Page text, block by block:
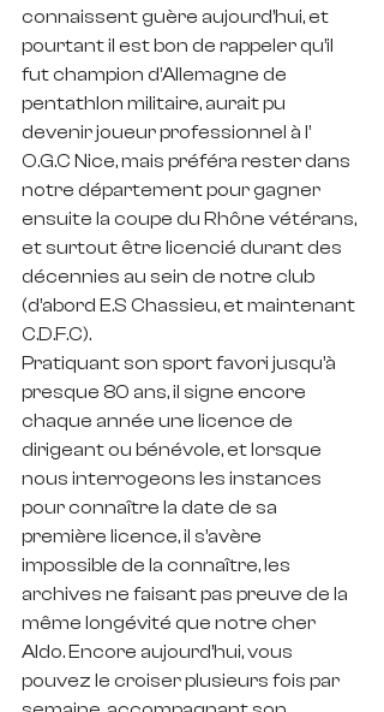
connaissent guère aujourd’hui, et
pourtant il est bon de rappeler qu’il
fut champion d’Allemagne de
pentathlon militaire, aurait pu
devenir joueur professionnel à l’
O.G.C Nice, mais préféra rester dans
notre département pour gagner
ensuite la coupe du Rhône vétérans,
et surtout être licencié durant des
décennies au sein de notre club
(d’abord E.S Chassieu, et maintenant
C.D.F.C).
Pratiquant son sport favori jusqu’à
presque 80 ans, il signe encore
chaque année une licence de
dirigeant ou bénévole, et lorsque
nous interrogeons les instances
pour connaître la date de sa
première licence, il s’avère
impossible de la connaître, les
archives ne faisant pas preuve de la
même longévité que notre cher
Aldo. Encore aujourd’hui, vous
pouvez le croiser plusieurs fois par